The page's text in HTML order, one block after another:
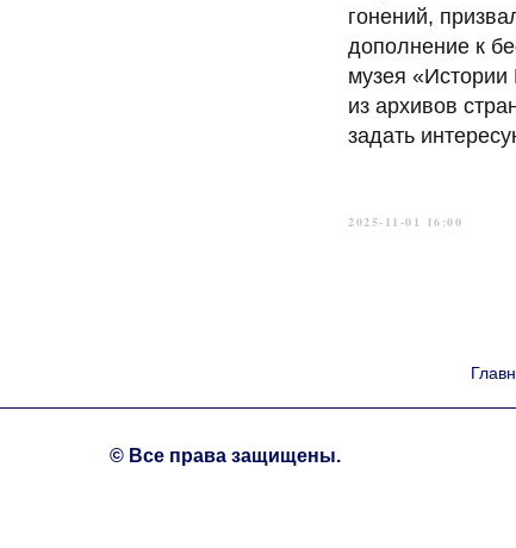
гонений,
дополнение к
музея «Истории
из архивов
задать
2025-11-01 16:00
© Все права защищены.